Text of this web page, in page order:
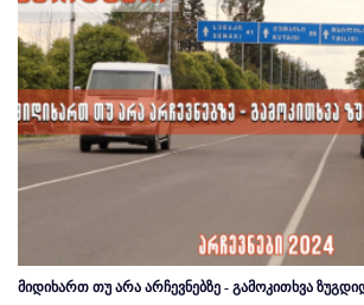
მიდიხართ თუ არა არჩევნებზე - გამოკითხვა